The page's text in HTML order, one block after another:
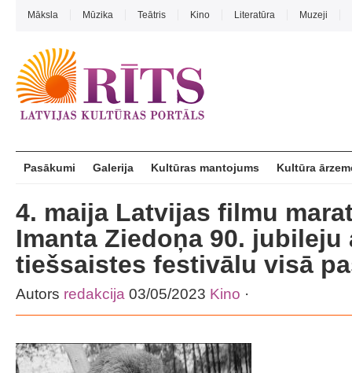
Māksla Mūzika Teātris Kino Literatūra Muzeji
Pasākumi Galerija Kultūras mantojums Kultūra
4. maija Latvijas filmu
Imanta Ziedoņa 90. jubileju
tiešsaistes festivālu visā
Autors redakcija 03/05/2023 Kino ·